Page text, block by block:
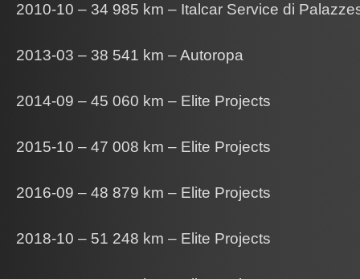
2010-10 – 34 985 km – Italcar Service di
2013-03 – 38 541 km – Autoropa
2014-09 – 45 060 km – Elite Projects
2015-10 – 47 008 km – Elite Projects
2016-09 – 48 879 km – Elite Projects
2018-10 – 51 248 km – Elite Projects